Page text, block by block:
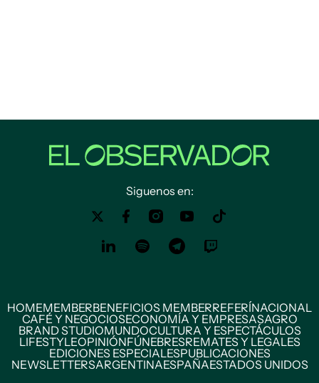
Siguenos en:
HOMEMEMBERBENEFICIOS MEMBERREFERÍNACIONAL
CAFÉ Y NEGOCIOSECONOMÍA Y EMPRESASAGRO
BRAND STUDIOMUNDOCULTURA Y ESPECTÁCULOS
LIFESTYLEOPINIÓNFÚNEBRESREMATES Y LEGALES
EDICIONES ESPECIALESPUBLICACIONES
NEWSLETTERSARGENTINAESPAÑAESTADOS UNIDOS